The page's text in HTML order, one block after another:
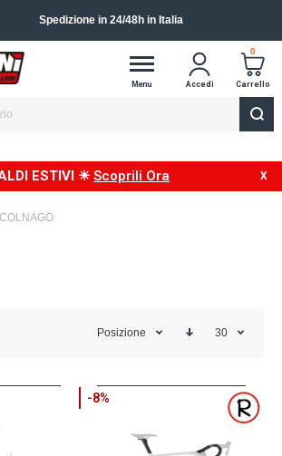
Spedizione in 24/48h in Italia
Menu Accedi
0
Carrello
ESTIVI ☀ Scoprili Ora
Posizione 30
-8%